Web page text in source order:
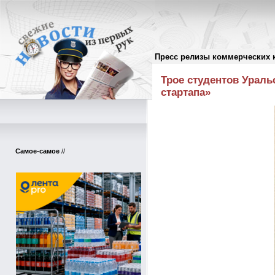
Пресс релизы коммерческих
Самое-самое //
Пресс-релизы//
Трое студентов
стартапа»